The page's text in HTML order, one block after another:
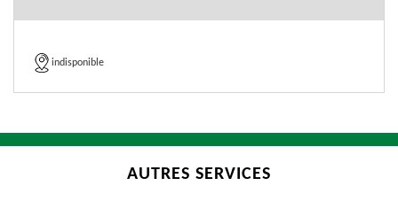
indisponible
AUTRES SERVICES